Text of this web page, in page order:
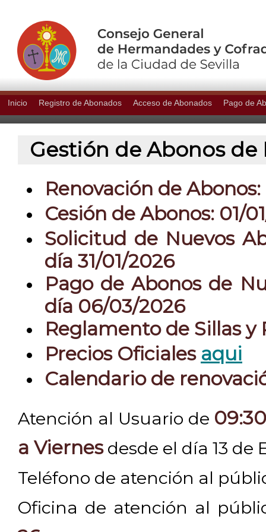
Inicio Registro de Abonados Acceso de Abonados Pago de
Gestión de Abonos de
Renovación de
Cesión de Abonos: 01/
Solicitud de Nuevos
día 31/01/2026
Pago de Abonos de
día 06/03/2026
Reglamento de Sillas y
Precios Oficiales aqui
Calendario de
Atención al Usuario de
a Viernesdesde el día 13 de
Teléfono de atención al
Oficina de atención al